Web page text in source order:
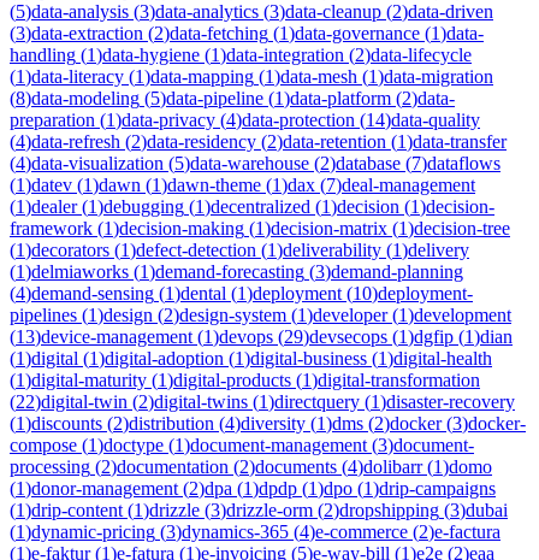
(5)data-analysis (3)data-analytics (3)data-cleanup (2)data-driven
(3)data-extraction (2)data-fetching (1)data-governance (1)data-
handling (1)data-hygiene (1)data-integration (2)data-lifecycle
(1)data-literacy (1)data-mapping (1)data-mesh (1)data-migration
(8)data-modeling (5)data-pipeline (1)data-platform (2)data-
preparation (1)data-privacy (4)data-protection (14)data-quality
(4)data-refresh (2)data-residency (2)data-retention (1)data-transfer
(4)data-visualization (5)data-warehouse (2)database (7)dataflows
(1)datev (1)dawn (1)dawn-theme (1)dax (7)deal-management
(1)dealer(1)debugging (1)decentralized (1)decision (1)decision-
framework (1)decision-making (1)decision-matrix (1)decision-tree
(1)decorators (1)defect-detection (1)deliverability (1)delivery
(1)delmiaworks (1)demand-forecasting (3)demand-planning
(4)demand-sensing (1)dental (1)deployment (10)deployment-
pipelines (1)design (2)design-system (1)developer(1)development
(13)device-management (1)devops (29)devsecops (1)dgfip (1)dian
(1)digital (1)digital-adoption (1)digital-business (1)digital-health
(1)digital-maturity (1)digital-products (1)digital-transformation
(22)digital-twin (2)digital-twins (1)directquery (1)disaster-recovery
(1)discounts (2)distribution (4)diversity (1)dms (2)docker(3)docker-
compose (1)doctype (1)document-management (3)document-
processing (2)documentation (2)documents (4)dolibarr(1)domo
(1)donor-management (2)dpa (1)dpdp (1)dpo (1)drip-campaigns
(1)drip-content (1)drizzle (3)drizzle-orm (2)dropshipping (3)dubai
(1)dynamic-pricing (3)dynamics-365 (4)e-commerce (2)e-factura
(1)e-faktur(1)e-fatura (1)e-invoicing (5)e-way-bill (1)e2e (2)eaa